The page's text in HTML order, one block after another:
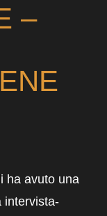
–
ha avuto una
intervista-